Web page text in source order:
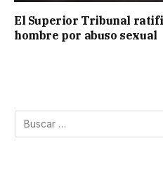
El Superior Tribunal
hombre por abuso sexual